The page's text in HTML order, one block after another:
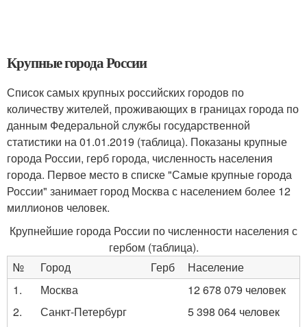
Крупные города России
Список самых крупных российских городов по
количеству жителей, проживающих в границах города по
данным Федеральной службы государственной
статистики на 01.01.2019 (таблица). Показаны крупные
города России, герб города, численность населения
города. Первое место в списке "Самые крупные города
России" занимает город Москва с населением более 12
миллионов человек.
Крупнейшие города России по численности населения с
гербом (таблица).
№
Город Герб
Население
1.
Москва
12 678 079 человек
2.
Санкт-Петербург
5 398 064 человек